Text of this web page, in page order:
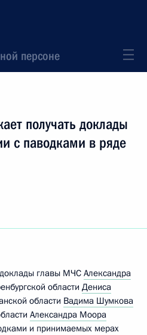
персоне
получать доклады
с паводками в ряде
главы МЧС Александра
области Дениса
области Вадима Шумкова
Александра Моора
и принимаемых мерах